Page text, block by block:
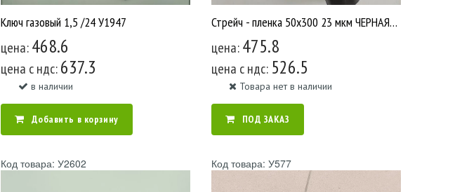
Ключ газовый 1,5 /24 У1947
цена:468.6
цена c ндс:637.3
в наличии
Добавить в корзину
Стрейч - пленка 50х300 23 мкм ЧЕРНАЯ/6 У428
цена:475.8
цена c ндс: 526.5
Товара нет в наличии
ПОД ЗАКАЗ
Код товара: У2602 Код товара: У577